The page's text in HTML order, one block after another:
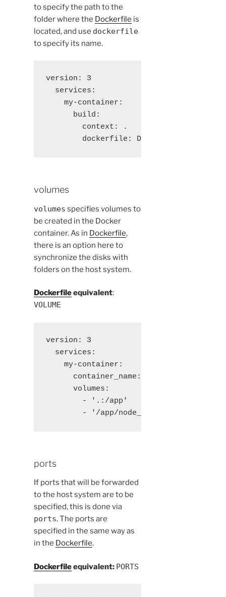
to specify the path to the
folder where the Dockerfile is
located, and use dockerfile
to specify its name.
version: 3
  services:
    my-container:
      build:
        context: .
        dockerfile: Dockerfile
volumes
volumes specifies volumes to
be created in the Docker
container. As in Dockerfile,
there is an option here to
synchronize the disks with
folders on the host system.
Dockerfileequivalent:
VOLUME
version: 3
  services:
    my-container:
      container_name: my-container
      volumes:
        - '.:/app'
        - '/app/node_modules'
ports
If ports that will be forwarded
to the host system are to be
specified, this is done via
ports. The ports are
specified in the same way as
in the Dockerfile.
Dockerfileequivalent: PORTS